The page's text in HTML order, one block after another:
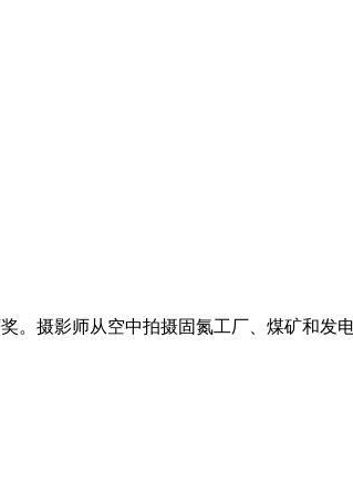
。摄影师从空中拍摄固氮工厂、煤矿和